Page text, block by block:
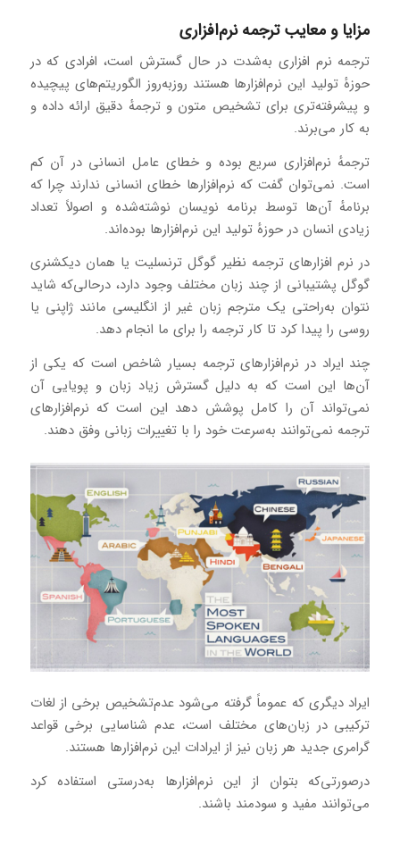
مزایا و معایب ترجمه نرم‌افزاری
ترجمه نرم افزاری به‌شدت در حال گسترش است، افرادی که در
حوزهٔ تولید این نرم‌افزارها هستند روزبه‌روز الگوریتم‌های پیچیده
و پیشرفته‌تری برای تشخیص متون و ترجمهٔ دقیق ارائه داده و
به کار می‌برند.
ترجمهٔ نرم‌افزاری سریع بوده و خطای عامل انسانی در آن کم
است. نمی‌توان گفت که نرم‌افزارها خطای انسانی ندارند چرا که
برنامهٔ آن‌ها توسط برنامه نویسان نوشته‌شده و اصولاً تعداد
زیادی انسان در حوزهٔ تولید این نرم‌افزارها بوده‌اند.
در نرم‌ افزارهای ترجمه نظیر گوگل ترنسلیت یا همان دیکشنری
گوگل پشتیبانی از چند زبان مختلف وجود دارد، درحالی‌که شاید
نتوان به‌راحتی یک مترجم زبان غیر از انگلیسی مانند ژاپنی یا
روسی را پیدا کرد تا کار ترجمه را برای ما انجام دهد.
چند ایراد در نرم‌افزارهای ترجمه بسیار شاخص است که یکی از
آن‌ها این است که به دلیل گسترش زیاد زبان و پویایی آن
نمی‌تواند آن را کامل پوشش دهد این است که نرم‌افزارهای
ترجمه نمی‌توانند به‌سرعت خود را با تغییرات زبانی وفق دهند.
ایراد دیگری که عموماً گرفته می‌شود عدم‌تشخیص برخی از لغات
ترکیبی در زبان‌های مختلف است، عدم شناسایی برخی قواعد
گرامری جدید هر زبان نیز از ایرادات این نرم‌افزارها هستند.
درصورتی‌که بتوان از این نرم‌افزارها به‌درستی استفاده کرد
می‌توانند مفید و سودمند باشند.